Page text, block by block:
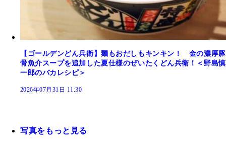
【ゴールデンどん兵衛】麺もおだしもキンキン！ 金の濃厚豚
骨魚介スープを追加した夏仕様のぜいたくどん兵衛！＜野島慎
一郎のバカレシピ＞
2026年07月31日 11:30
写真をもっと見る